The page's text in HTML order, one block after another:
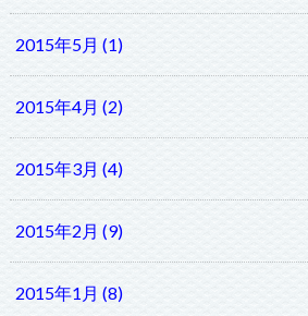
2015年5月 (1)
2015年4月 (2)
2015年3月 (4)
2015年2月 (9)
2015年1月 (8)